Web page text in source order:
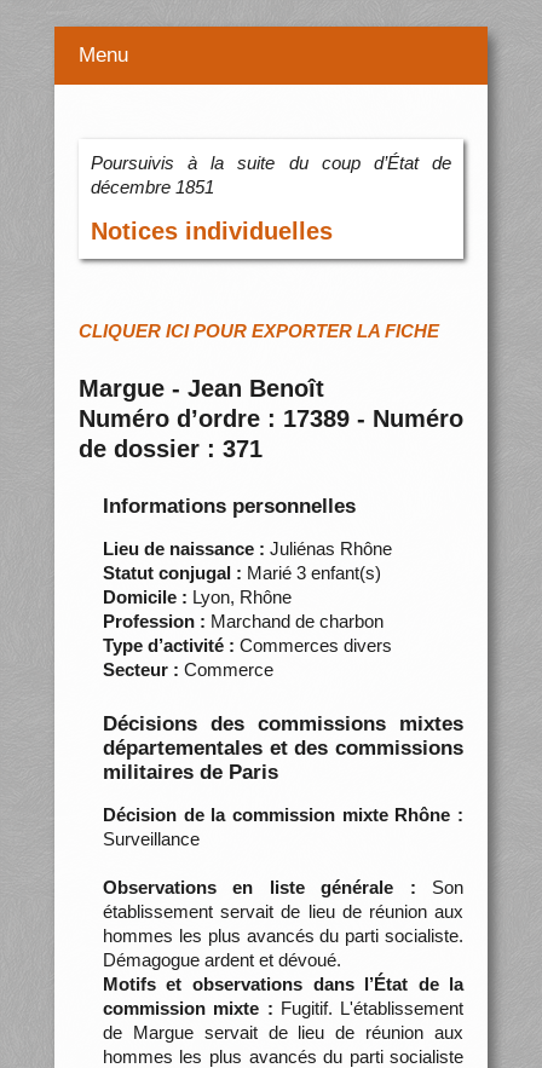
Menu
Poursuivis à la suite du coup d’État de
décembre 1851
Notices individuelles
CLIQUER ICI POUR EXPORTER LA FICHE
Margue - Jean Benoît
Numéro d’ordre : 17389 - Numéro
de dossier : 371
Informations personnelles
Lieu de naissance : Juliénas Rhône
Statut conjugal : Marié 3 enfant(s)
Domicile : Lyon, Rhône
Profession : Marchand de charbon
Type d’activité : Commerces divers
Secteur : Commerce
Décisions des commissions mixtes
départementales et des commissions
militaires de Paris
Décision de la commission mixte Rhône :
Surveillance
Observations en liste générale : Son
établissement servait de lieu de réunion aux
hommes les plus avancés du parti socialiste.
Démagogue ardent et dévoué.
Motifs et observations dans l’État de la
commission mixte : Fugitif. L'établissement
de Margue servait de lieu de réunion aux
hommes les plus avancés du parti socialiste